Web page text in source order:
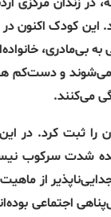
. این کودک اکنون
بی‌مادری،
حدود ۸۰ زندانی
می‌کنند.
. در این
شدت سرکوب
از
اجتماعی